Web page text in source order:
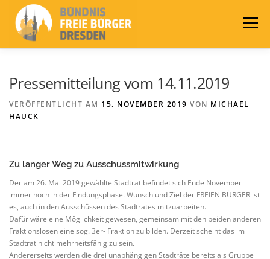
Inhalt
springen
Menü
PRESSE
Pressemitteilung vom 14.11.2019
VERÖFFENTLICHT AM 15. NOVEMBER 2019 VON MICHAEL
HAUCK
Zu langer Weg zu Ausschussmitwirkung
Der am 26. Mai 2019 gewählte Stadtrat befindet sich Ende November
immer noch in der Findungsphase. Wunsch und Ziel der FREIEN BÜRGER ist
es, auch in den Ausschüssen des Stadtrates mitzuarbeiten.
Dafür wäre eine Möglichkeit gewesen, gemeinsam mit den beiden anderen
Fraktionslosen eine sog. 3er- Fraktion zu bilden. Derzeit scheint das im
Stadtrat nicht mehrheitsfähig zu sein.
Andererseits werden die drei unabhängigen Stadträte bereits als Gruppe